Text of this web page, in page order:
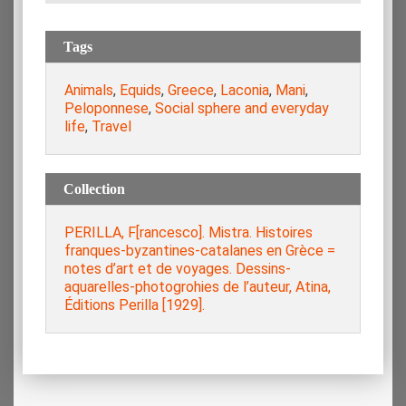
Tags
Animals, Equids, Greece, Laconia, Mani,
Peloponnese, Social sphere and everyday
life, Travel
Collection
PERILLA, F[rancesco]. Mistra. Histoires
franques-byzantines-catalanes en Grèce =
notes d’art et de voyages. Dessins-
aquarelles-photogrohies de l’auteur, Atina,
Éditions Perilla [1929].